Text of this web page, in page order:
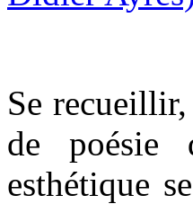
Se
de poésie
esthétique